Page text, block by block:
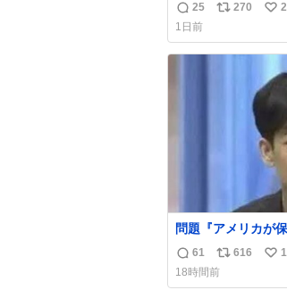
返
信
数
25
リ
ス
270
い
ね
1日前
問題『アメリカが
名倉「ホンマごめ
返
信
61
リ
ポ
616
い
18時間前